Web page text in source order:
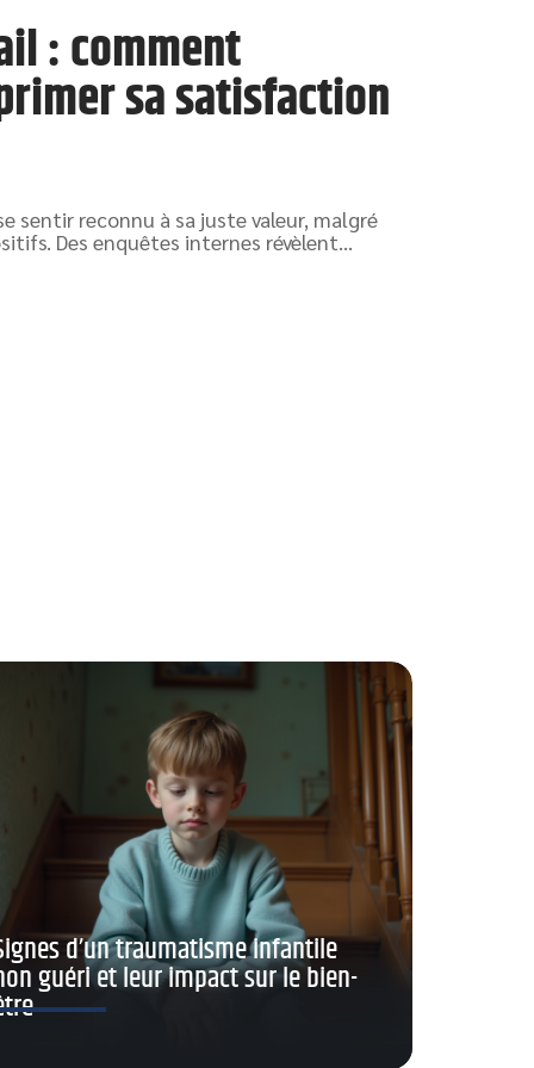
: comment
sa satisfaction
sentir reconnu à sa juste valeur, malgré
Des enquêtes internes révèlent…
d’un traumatisme infantile
guéri et leur impact sur le bien-